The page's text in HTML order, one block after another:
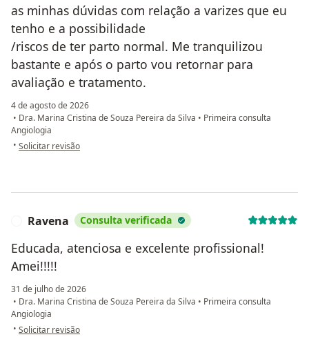
as minhas dúvidas com relação a varizes que eu
tenho e a possibilidade
/riscos de ter parto normal. Me tranquilizou
bastante e após o parto vou retornar para
avaliação e tratamento.
4 de agosto de 2026
• Dra. Marina Cristina de Souza Pereira da Silva • Primeira consulta
Angiologia
• na opinião do utilizador Alice Mota
Solicitar revisão
Ravena Consulta verificada
Educada, atenciosa e excelente profissional!
Amei!!!!!
31 de julho de 2026
• Dra. Marina Cristina de Souza Pereira da Silva • Primeira consulta
Angiologia
• na opinião do utilizador Ravena
Solicitar revisão